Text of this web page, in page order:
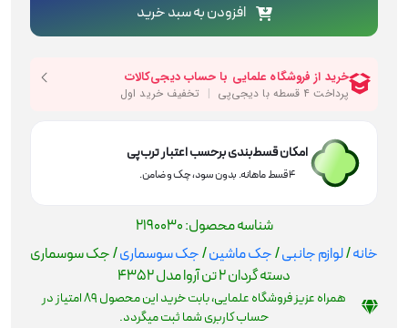
دسته
گردان
تن
4352
عدد
افزودن به سبد خرید
امکان قسط‌بندی برحسب اعتبار ترب‌پی
۴ قسط ماهانه. بدون سود، چک و ضامن.
شناسه محصول:2190030
خانه/لوازم جانبی/جک ماشین/جک سوسماری/ جک سوسماری
دسته گردان 2 تن آروا مدل 4352
همراه عزیز فروشگاه علمایی، بابت خرید این محصول89امتیاز در
حساب کاربری شما ثبت میگردد.